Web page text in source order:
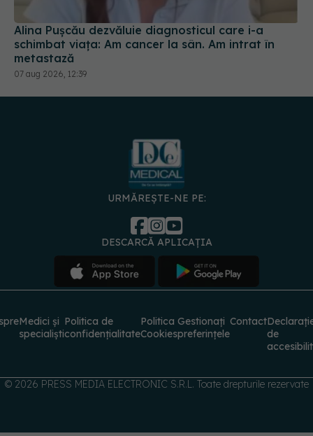
metastază
07 aug 2026, 12:39
URMĂREȘTE-NE PE:
DESCARCĂ APLICAȚIA
specialiști
Politica de
Cookies
Gestionați
preferințele
Contact
© 2026 PRESS MEDIA ELECTRONIC S.R.L. Toate drepturile rezervate